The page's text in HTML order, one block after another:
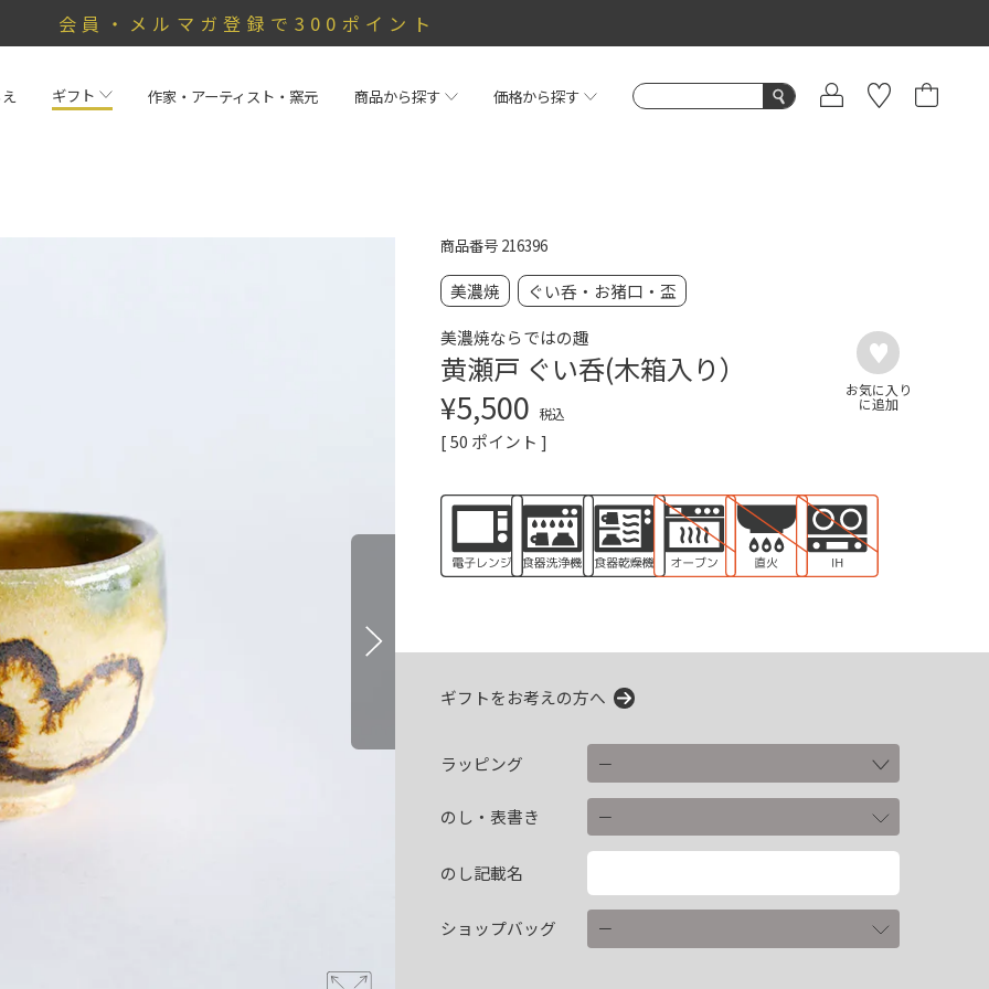
会員・メルマガ登録で300ポイント
ギフト 作家・アーティスト・窯元 商品から探す 価格から探す
商品番号 216396
美濃焼 ぐい呑・お猪口・盃
美濃焼ならではの趣
黄瀬戸 ぐい呑(木箱入り）
¥5,500 税込
[50 ポイント ]
ギフトをお考えの方へ
ラッピング
のし・表書き
のし記載名
ショップバッグ